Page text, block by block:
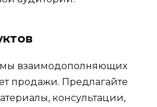
взаимодополняющих
продажи. Предлагайте
консультации,